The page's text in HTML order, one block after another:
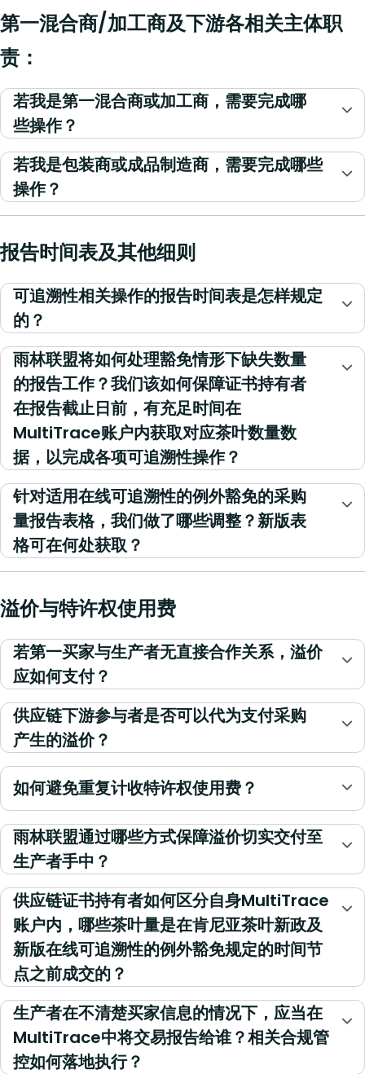
第一混合商/加工商及下游各相关主体职
责：
若我是第一混合商或加工商，需要完成哪
些操作？
若我是包装商或成品制造商，需要完成哪些
操作？
报告时间表及其他细则
可追溯性相关操作的报告时间表是怎样规定
的？
雨林联盟将如何处理豁免情形下缺失数量
的报告工作？我们该如何保障证书持有者
在报告截止日前，有充足时间在
MultiTrace账户内获取对应茶叶数量数
据，以完成各项可追溯性操作？
针对适用在线可追溯性的例外豁免的采购
量报告表格，我们做了哪些调整？新版表
格可在何处获取？
溢价与特许权使用费
若第一买家与生产者无直接合作关系，溢价
应如何支付？
供应链下游参与者是否可以代为支付采购
产生的溢价？
如何避免重复计收特许权使用费？
雨林联盟通过哪些方式保障溢价切实交付至
生产者手中？
供应链证书持有者如何区分自身MultiTrace
账户内，哪些茶叶量是在肯尼亚茶叶新政及
新版在线可追溯性的例外豁免规定的时间节
点之前成交的？
生产者在不清楚买家信息的情况下，应当在
MultiTrace中将交易报告给谁？相关合规管
控如何落地执行？